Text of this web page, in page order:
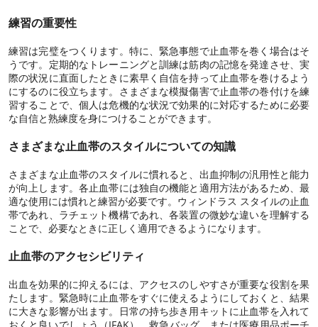
練習の重要性
練習は完璧をつくります。特に、緊急事態で止血帯を巻く場合はそ
うです。定期的なトレーニングと訓練は筋肉の記憶を発達させ、実
際の状況に直面したときに素早く自信を持って止血帯を巻けるよう
にするのに役立ちます。さまざまな模擬傷害で止血帯の巻付けを練
習することで、個人は危機的な状況で効果的に対応するために必要
な自信と熟練度を身につけることができます。
さまざまな止血帯のスタイルについての知識
さまざまな止血帯のスタイルに慣れると、出血抑制の汎用性と能力
が向上します。各止血帯には独自の機能と適用方法があるため、最
適な使用には慣れと練習が必要です。ウィンドラス スタイルの止血
帯であれ、ラチェット機構であれ、各装置の微妙な違いを理解する
ことで、必要なときに正しく適用できるようになります。
止血帯のアクセシビリティ
出血を効果的に抑えるには、アクセスのしやすさが重要な役割を果
たします。緊急時に止血帯をすぐに使えるようにしておくと、結果
に大きな影響が出ます。日常の持ち歩き用キットに止血帯を入れて